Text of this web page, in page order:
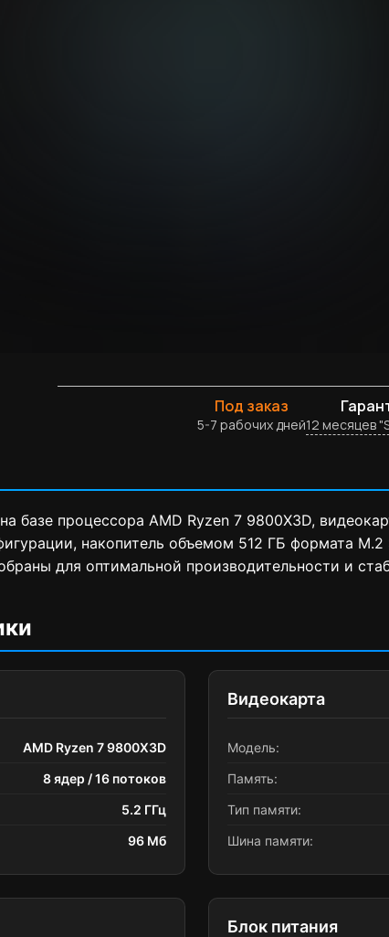
Под заказ
5-7 рабочих дней12 месяцев
базе процессора AMD Ryzen 7 9800X3D,
накопитель объемом 512 ГБ формата
для оптимальной производительности и
AMD Ryzen 7 9800X3D
8 ядер / 16 потоков
5.2 ГГц
96 Мб
Видеокарта
Модель:
Память:
Тип памяти:
Шина памяти:
Блок питания